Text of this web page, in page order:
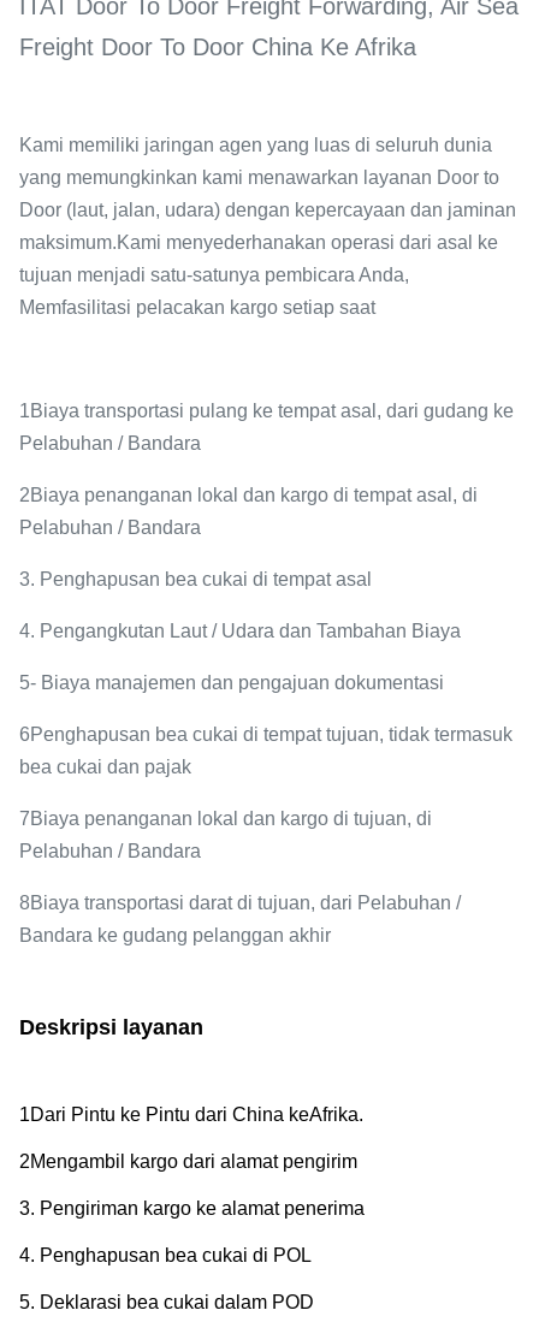
ITAT Door To Door Freight Forwarding, Air Sea
Freight Door To Door China Ke Afrika
Kami memiliki jaringan agen yang luas di seluruh dunia
yang memungkinkan kami menawarkan layanan Door to
Door (laut, jalan, udara) dengan kepercayaan dan jaminan
maksimum.Kami menyederhanakan operasi dari asal ke
tujuan menjadi satu-satunya pembicara Anda,
Memfasilitasi pelacakan kargo setiap saat
1Biaya transportasi pulang ke tempat asal, dari gudang ke
Pelabuhan / Bandara
2Biaya penanganan lokal dan kargo di tempat asal, di
Pelabuhan / Bandara
3. Penghapusan bea cukai di tempat asal
4. Pengangkutan Laut / Udara dan Tambahan Biaya
5- Biaya manajemen dan pengajuan dokumentasi
6Penghapusan bea cukai di tempat tujuan, tidak termasuk
bea cukai dan pajak
7Biaya penanganan lokal dan kargo di tujuan, di
Pelabuhan / Bandara
8Biaya transportasi darat di tujuan, dari Pelabuhan /
Bandara ke gudang pelanggan akhir
Deskripsi layanan
1Dari Pintu ke Pintu dari China keAfrika.
2Mengambil kargo dari alamat pengirim
3. Pengiriman kargo ke alamat penerima
4. Penghapusan bea cukai di POL
5. Deklarasi bea cukai dalam POD